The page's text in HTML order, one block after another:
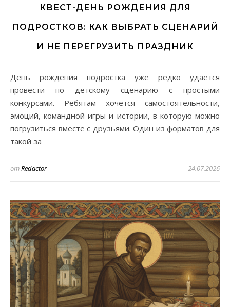
КВЕСТ-ДЕНЬ РОЖДЕНИЯ ДЛЯ
ПОДРОСТКОВ: КАК ВЫБРАТЬ СЦЕНАРИЙ
И НЕ ПЕРЕГРУЗИТЬ ПРАЗДНИК
День рождения подростка уже редко удается
провести по детскому сценарию с простыми
конкурсами. Ребятам хочется самостоятельности,
эмоций, командной игры и истории, в которую можно
погрузиться вместе с друзьями. Один из форматов для
такой за
отRedactor 24.07.2026